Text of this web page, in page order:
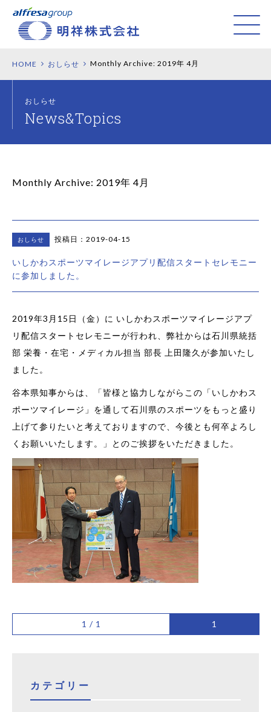
HOME おしらせ Monthly Archive: 2019年 4月
おしらせ
Monthly Archive: 2019年 4月
おしらせ 投稿日：2019-04-15
いしかわスポーツマイレージアプリ配信スタートセレモニー
に参加しました。
2019年3月15日（金）に いしかわスポーツマイレージアプ
リ配信スタートセレモニーが行われ、弊社からは石川県統括
部 栄養・在宅・メディカル担当 部長 上田隆久が参加いたし
ました。
谷本県知事からは、「皆様と協力しながらこの「いしかわス
ポーツマイレージ」を通して石川県のスポーツをもっと盛り
上げて参りたいと考えておりますので、今後とも何卒よろし
くお願いいたします。」とのご挨拶をいただきました。
1 / 1 1
カテゴリー